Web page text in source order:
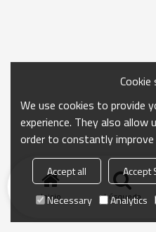
Inicio búsqueda
We use cookies to provide
experience. They also allow
order to constantly
Accept all Accept
Necessary
Analytics